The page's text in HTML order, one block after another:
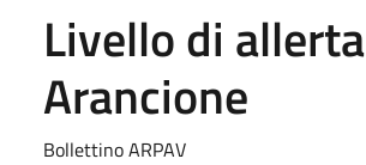
Livello di allerta
Arancione
Bollettino ARPAV